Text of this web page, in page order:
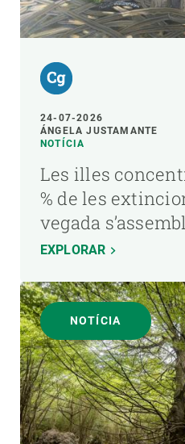
24-07-2026
ÁNGELA JUSTAMANTE
NOTÍCIA
Les illes
% de les
vegada
EXPLORAR
NOTÍCIA